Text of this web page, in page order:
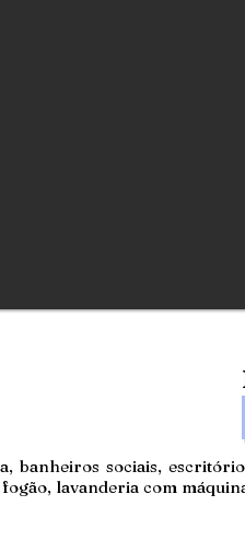
banheiros sociais,
lavanderia com